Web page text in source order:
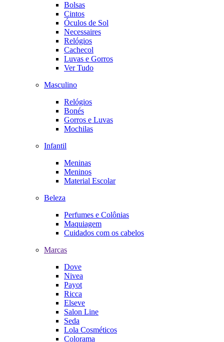
Bolsas
Cintos
Óculos de Sol
Necessaires
Relógios
Cachecol
Luvas e Gorros
Ver Tudo
Masculino
Relógios
Bonés
Gorros e Luvas
Mochilas
Infantil
Meninas
Meninos
Material Escolar
Beleza
Perfumes e Colônias
Maquiagem
Cuidados com os cabelos
Marcas
Dove
Nivea
Payot
Ricca
Elseve
Salon Line
Seda
Lola Cosméticos
Colorama